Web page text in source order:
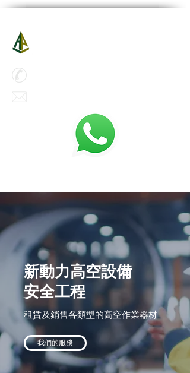
新動力高空設備​
安全工程
租賃及銷售各類型的高空作業器材
我們的服務